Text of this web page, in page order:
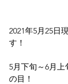
2021年5月25日
す！
5月下旬～6月
の目！